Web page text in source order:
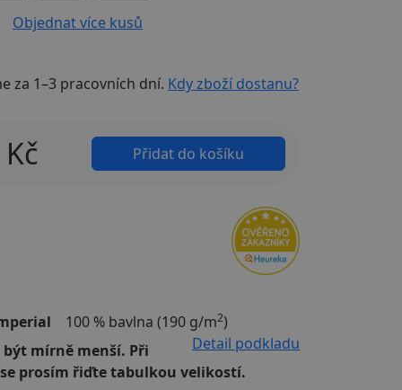
Objednat více kusů
za 1–3 pracovních dní. Kdy zboží dostanu?
Kč Přidat do košíku
100 % bavlna (190 g/m2)
Detail podkladu
mírně menší. Při
prosím řiďte tabulkou velikostí.